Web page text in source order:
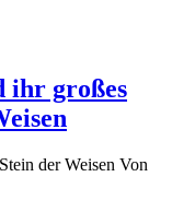
ihr großes
der Weisen Von